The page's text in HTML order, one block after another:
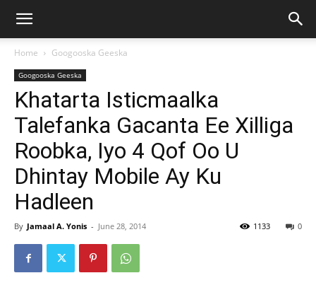
Home Googooska Geeska
Googooska Geeska
Khatarta Isticmaalka
Talefanka Gacanta Ee Xilliga
Roobka, Iyo 4 Qof Oo U
Dhintay Mobile Ay Ku
Hadleen
By Jamaal A. Yonis - June 28, 2014 0
1133